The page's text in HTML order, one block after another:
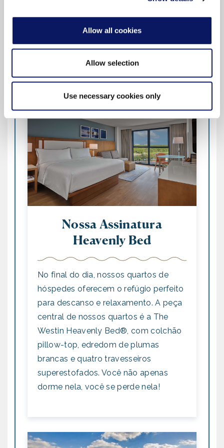
Allow all cookies
Allow selection
Use necessary cookies only
Mais Informações
Nossa Assinatura
Heavenly Bed
No final do dia, nossos quartos de
hóspedes oferecem o refúgio perfeito
para descanso e relaxamento. A peça
central de nossos quartos é a The
Westin Heavenly Bed®, com colchão
pillow-top, edredom de plumas
brancas e quatro travesseiros
superestofados. Você não apenas
dorme nela, você se perde nela!